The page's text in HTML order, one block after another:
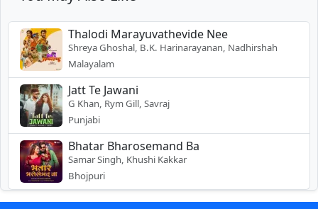
Thalodi Marayuvathevide Nee
Shreya Ghoshal, B.K. Harinarayanan, Nadhirshah
Malayalam
Jatt Te Jawani
G Khan, Rym Gill, Savraj
Punjabi
Bhatar Bharosemand Ba
Samar Singh, Khushi Kakkar
Bhojpuri